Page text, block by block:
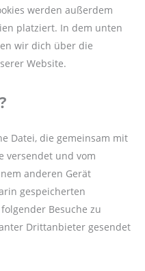
werden außerdem
platziert. In dem unten
wir dich über die
Website.
Datei, die gemeinsam mit
versendet und vom
anderen Gerät
gespeicherten
Besuche zu
Drittanbieter gesendet